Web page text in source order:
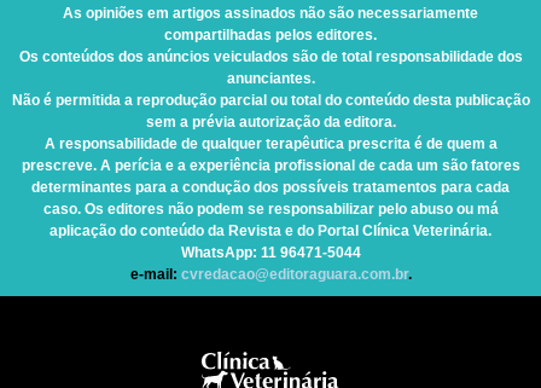
As opiniões em artigos assinados não são necessariamente
compartilhadas pelos editores.
Os conteúdos dos anúncios veiculados são de total responsabilidade dos
anunciantes.
Não é permitida a reprodução parcial ou total do conteúdo desta publicação
sem a prévia autorização da editora.
A responsabilidade de qualquer terapêutica prescrita é de quem a
prescreve. A perícia e a experiência profissional de cada um são fatores
determinantes para a condução dos possíveis tratamentos para cada
caso. Os editores não podem se responsabilizar pelo abuso ou má
aplicação do conteúdo da Revista e do Portal Clínica Veterinária.
WhatsApp: 11 96471-5044
e-mail: cvredacao@editoraguara.com.br.